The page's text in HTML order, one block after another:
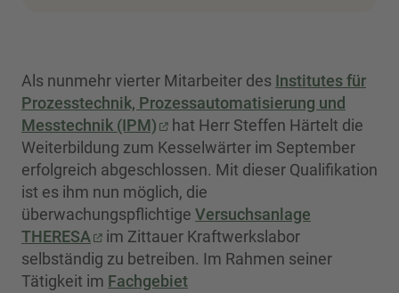
Als nunmehr vierter Mitarbeiter des Institutes für
Prozesstechnik, Prozessautomatisierung und
Messtechnik (IPM)
hat Herr Steffen Härtelt die
Weiterbildung zum Kesselwärter im September
erfolgreich abgeschlossen. Mit dieser Qualifikation
ist es ihm nun möglich, die
überwachungspflichtige Versuchsanlage
THERESA
im Zittauer Kraftwerkslabor
selbständig zu betreiben. Im Rahmen seiner
Tätigkeit im Fachgebiet